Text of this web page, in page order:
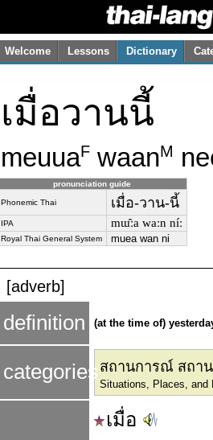
Welcome Lessons Dictionary
เมื่อวานนี้
meuuaF waanM
pronunciation guide
Phonemic Thai เมื่อ-วาน-นี้
IPA mɯ̂ːa waːn níː
Royal Thai General System muea wan ni
[adverb]
definition (at the time of)
categories สถานการณ์ สถา
Situations, Places, and
เมื่อ